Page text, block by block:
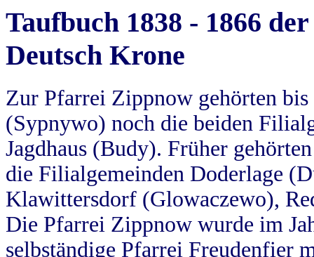
Taufbuch 1838 - 1866
Deutsch Krone
Zur Pfarrei Zippnow gehörten
(Sypnywo) noch die beiden
Jagdhaus (Budy). Früher
die Filialgemeinden Doderlage
Klawittersdorf (Glowaczewo),
Die Pfarrei Zippnow wurde im
selbständige Pfarrei Freudenfier